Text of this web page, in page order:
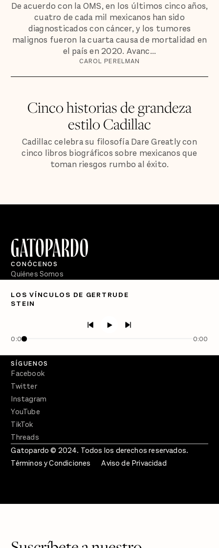
De acuerdo con la OMS, en los últimos cinco años,
cuatro de cada mil mexicanos han sido
diagnosticados con cáncer, y los tumores
malignos fueron la cuarta causa de mortalidad en
el país en 2020. Avanc...
CAROL PERELMAN
Cinco historias de grandeza
estilo Cadillac
Cadillac celebra su filosofía Dare Greatly con
cinco libros biográficos sobre mexicanos que
toman riesgos rumbo al éxito.
LOS VÍNCULOS DE GERTRUDE
STEIN
0:00 0:00
CONÓCENOS
Quiénes Somos
PÓDCASTS
Crecer en Distopía
SÍGUENOS
Facebook
Twitter
Instagram
YouTube
TikTok
Threads
Gatopardo © 2024. Todos los derechos reservados.
Términos y Condiciones
Aviso de Privacidad